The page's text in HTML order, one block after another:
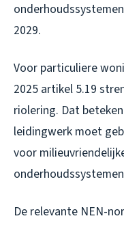
2029.
Voor particuliere
2025 artikel 5.19
riolering. Dat
leidingwerk moet
voor
De relevante NEN-